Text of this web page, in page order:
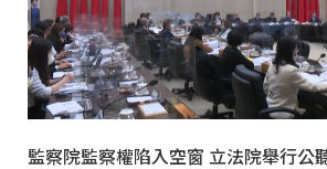
監察院監察權陷入空窗 立法院舉行公